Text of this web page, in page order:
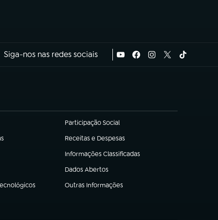
Siga-nos nas redes sociais
Participação Social
(abre em nova aba)
Receitas e Despesas
(abre em nova aba)
Informações Classificadas
(abre em nova aba)
Dados Abertos
(abre em nova aba)
Outras Informações
(abre em nova aba)